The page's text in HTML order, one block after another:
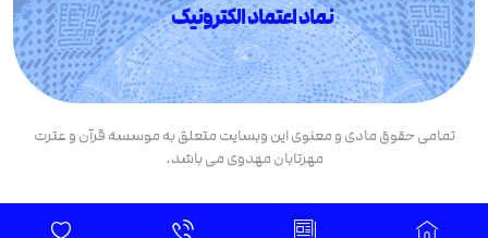
نماد اعتماد الکترونیک
تمامی حقوق مادی و معنوی این وبسایت متعلق به موسسه قرآن و عترت
مهرتابان مهدوی می باشد.